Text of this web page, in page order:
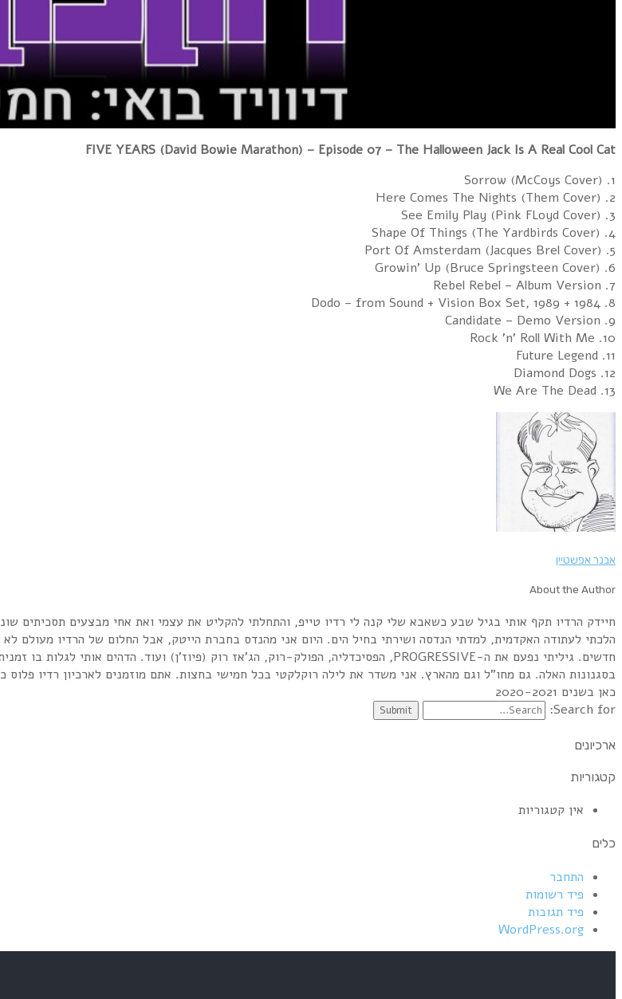
FIVE YEARS (David Bowie Marathon) – Episode 07 – The Halloween Jack Is A Real Cool Cat
1. Sorrow (McCoys Cover)
2. Here Comes The Nights (Them Cover)
3. See Emily Play (Pink FLoyd Cover)
4. Shape Of Things (The Yardbirds Cover)
5. Port Of Amsterdam (Jacques Brel Cover)
6. Growin' Up (Bruce Springsteen Cover)
7. Rebel Rebel – Album Version
8. 1984 + Dodo – from Sound + Vision Box Set, 1989
9. Candidate – Demo Version
10. Rock 'n' Roll With Me
11. Future Legend
12. Diamond Dogs
13. We Are The Dead
אבנר אפשטיין
About the Author
הלכתי לעתודה האקדמית, למדתי הנדסה ושירתי בחיל הים. היום אני מהנדס בחברת הייטק, אבל החלום של הרדיו מעולם
בסגנונות האלה. גם מחו”ל וגם מהארץ. אני משדר את לילה רוקלקטי בכל חמישי בחצות. אתם מוזמנים לארכיון רדיו פלוס
כאן בשנים 2020-2021
Search for:
ארכיונים
קטגוריות
אין קטגוריות
כלים
התחבר
פיד רשומות
פיד תגובות
WordPress.org